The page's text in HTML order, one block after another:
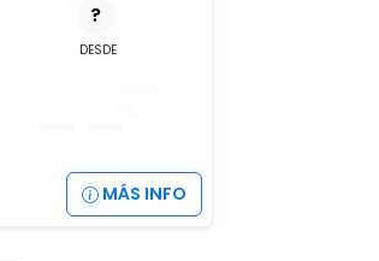
?
DESDE
MÁS INFO